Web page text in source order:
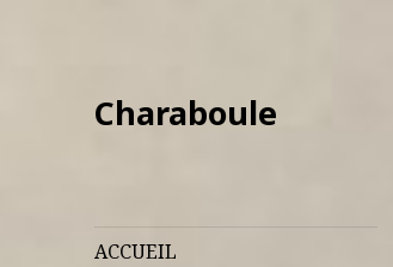
Charaboule
ACCUEIL